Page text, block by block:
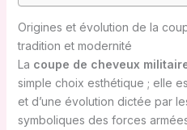
Origines et évolution de la
tradition et modernité
La coupe de cheveux
simple choix esthétique ; elle
et d’une évolution dictée par
symboliques des forces